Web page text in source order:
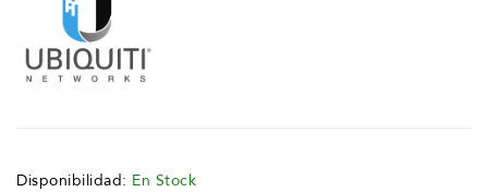
Disponibilidad: En Stock